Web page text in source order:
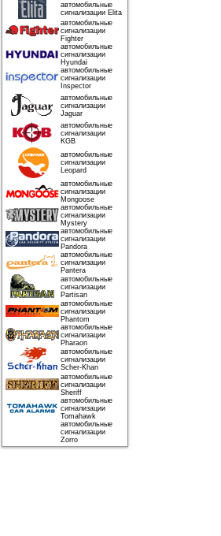
автомобильные
сигнализации Elita
автомобильные
сигнализации
Fighter
автомобильные
сигнализации
Hyundai
автомобильные
сигнализации
Inspector
автомобильные
сигнализации
Jaguar
автомобильные
сигнализации
KGB
автомобильные
сигнализации
Leopard
автомобильные
сигнализации
Mongoose
автомобильные
сигнализации
Mystery
автомобильные
сигнализации
Pandora
автомобильные
сигнализации
Pantera
автомобильные
сигнализации
Partisan
автомобильные
сигнализации
Phantom
автомобильные
сигнализации
Pharaon
автомобильные
сигнализации
Scher-Khan
автомобильные
сигнализации
Sheriff
автомобильные
сигнализации
Tomahawk
автомобильные
сигнализации
Zorro